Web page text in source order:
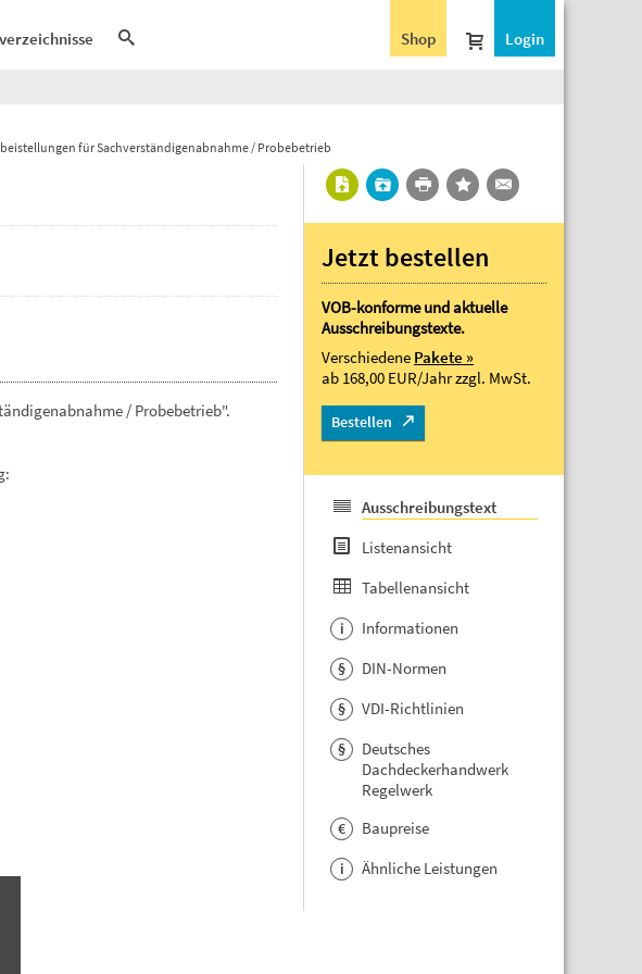
Login
Shop
für Sachverständigenabnahme / Probebetrieb
/ Probebetrieb".
Jetzt bestellen
VOB-konforme und aktuelle
Ausschreibungstexte.
Verschiedene Pakete »
ab 168,00 EUR/Jahrzzgl. MwSt.
Bestellen
Ausschreibungstext
Listenansicht
Tabellenansicht
i Informationen
§ DIN-Normen
§ VDI-Richtlinien
§
Deutsches
Dachdeckerhandwerk
Regelwerk
€ Baupreise
i Ähnliche Leistungen